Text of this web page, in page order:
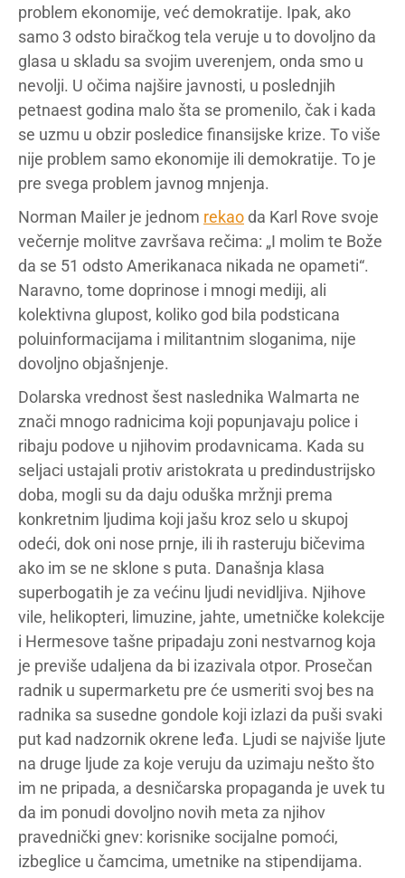
problem ekonomije, već demokratije. Ipak, ako
samo 3 odsto biračkog tela veruje u to dovoljno da
glasa u skladu sa svojim uverenjem, onda smo u
nevolji. U očima najšire javnosti, u poslednjih
petnaest godina malo šta se promenilo, čak i kada
se uzmu u obzir posledice finansijske krize. To više
nije problem samo ekonomije ili demokratije. To je
pre svega problem javnog mnjenja.
Norman Mailer je jednom rekao da Karl Rove svoje
večernje molitve završava rečima: „I molim te Bože
da se 51 odsto Amerikanaca nikada ne opameti“.
Naravno, tome doprinose i mnogi mediji, ali
kolektivna glupost, koliko god bila podsticana
poluinformacijama i militantnim sloganima, nije
dovoljno objašnjenje.
Dolarska vrednost šest naslednika Walmarta ne
znači mnogo radnicima koji popunjavaju police i
ribaju podove u njihovim prodavnicama. Kada su
seljaci ustajali protiv aristokrata u predindustrijsko
doba, mogli su da daju oduška mržnji prema
konkretnim ljudima koji jašu kroz selo u skupoj
odeći, dok oni nose prnje, ili ih rasteruju bičevima
ako im se ne sklone s puta. Današnja klasa
superbogatih je za većinu ljudi nevidljiva. Njihove
vile, helikopteri, limuzine, jahte, umetničke kolekcije
i Hermesove tašne pripadaju zoni nestvarnog koja
je previše udaljena da bi izazivala otpor. Prosečan
radnik u supermarketu pre će usmeriti svoj bes na
radnika sa susedne gondole koji izlazi da puši svaki
put kad nadzornik okrene leđa. Ljudi se najviše ljute
na druge ljude za koje veruju da uzimaju nešto što
im ne pripada, a desničarska propaganda je uvek tu
da im ponudi dovoljno novih meta za njihov
pravednički gnev: korisnike socijalne pomoći,
izbeglice u čamcima, umetnike na stipendijama.